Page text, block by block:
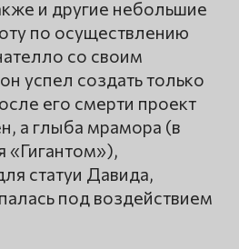
и другие небольшие
по осуществлению
со своим
успел создать только
его смерти проект
а глыба мрамора (в
«Гигантом»),
статуи Давида,
под воздействием